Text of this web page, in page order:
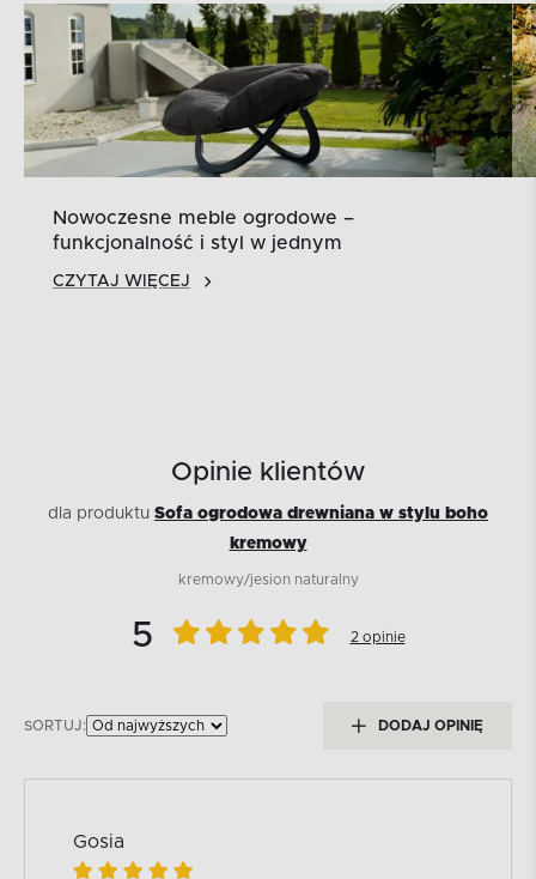
Nowoczesne meble ogrodowe –
funkcjonalność i styl w jednym
CZYTAJ WIĘCEJ
Opinie klientów
dla produktu Sofa ogrodowa drewniana w stylu boho
kremowy
kremowy/jesion naturalny
5 2 opinie
SORTUJ: DODAJ OPINIĘ
Gosia